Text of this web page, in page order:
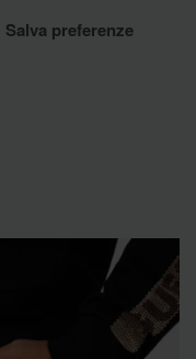
Salva preferenze